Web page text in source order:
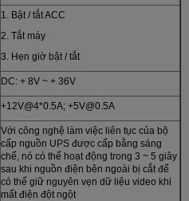
1. Bật / tắt ACC
2. Tắt máy
3. Hẹn giờ bật / tắt
DC: + 8V ~ + 36V
+12V@4*0.5A; +5V@0.5A
Với công nghệ làm việc liên tục của bộ
cấp nguồn UPS được cấp bằng sáng
chế, nó có thể hoạt động trong 3 ~ 5 giây
sau khi nguồn điện bên ngoài bị cắt để
có thể giữ nguyên vẹn dữ liệu video khi
mất điện đột ngột